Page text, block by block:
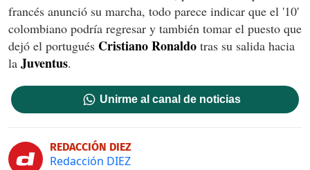
francés anunció su marcha, todo parece indicar que el '10'
colombiano podría regresar y también tomar el puesto que
dejó el portugués Cristiano Ronaldo tras su salida hacia
la Juventus.
Unirme al canal de noticias
REDACCIÓN DIEZ
Redacción DIEZ